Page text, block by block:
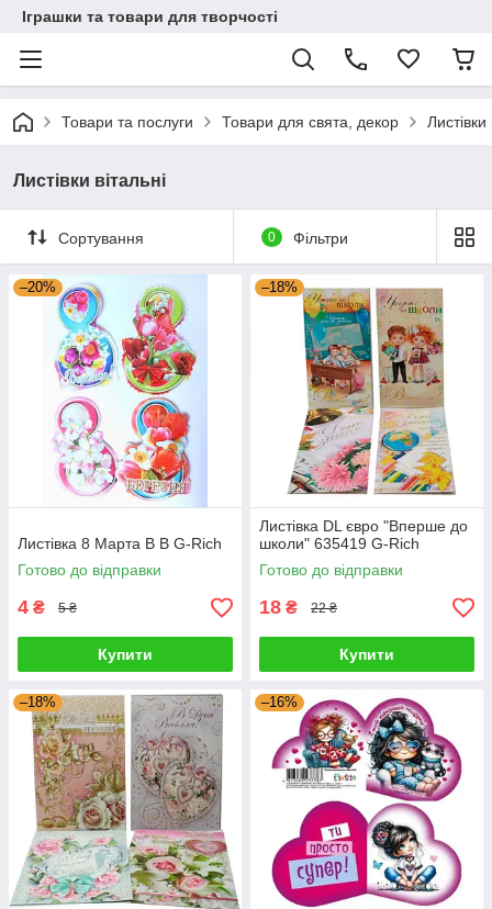
Іграшки та товари для творчості
Товари та послуги Товари для свята, декор Листівки
Листівки вітальні
Сортування 0 Фільтри
–20%
Листівка 8 Марта В В G-Rich
Готово до відправки
4 ₴ 5 ₴
Купити
–18%
Листівка DL євро "Вперше до
школи" 635419 G-Rich
Готово до відправки
18 ₴ 22 ₴
Купити
–18% –16%